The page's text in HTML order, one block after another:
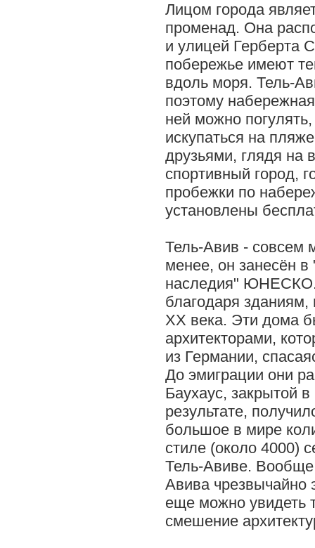
Лицом города
променад. Она
и улицей Герберта
побережье имеют
вдоль моря. Тель-
поэтому
ней можно
искупаться на
друзьями, глядя на
спортивный город,
пробежки по
установлены
Тель-Авив - совсем
менее, он занесён
наследия"
благодаря
XX века. Эти дома
архитекторами,
из Германии,
До эмиграции они
Баухаус, закрытой
результате,
большое в мире
стиле (около 4000)
Тель-Авиве. Вообще
Авива чрезвычайно
еще можно увидеть
смешение